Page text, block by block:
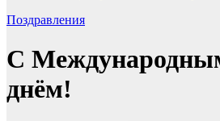
Поздравления
С
днём!